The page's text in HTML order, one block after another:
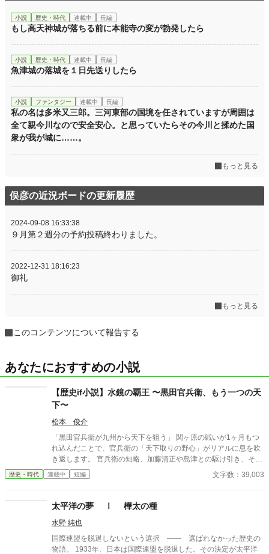
小説 歴史・時代 連載中 長編
もし高天神城が落ちる前に本能寺の変が勃発したら
小説 歴史・時代 連載中 長編
魚津城の落城を１日先送りしたら
小説 ファンタジー 連載中 長編
私の名は多米又三郎。三河東部の国境を任されていますが周囲は
全て親今川なので安全安心。と思っていたらその今川と揉めた国
衆が我が城に……。
もっと見る
俣彦の近況ボードの更新履歴
2024-09-08 16:33:38
９月第２週分の予約投稿終わりました。
2022-12-31 18:16:23
御礼
もっと見る
このコンテンツについて報告する
あなたにおすすめの小説
【歴史if小説】水鏡の覇王 〜黒田官兵衛、もう一つの天
下〜
松本 俊介
「黒田官兵衛が九州から天下を狙う」 関ヶ原の戦いが1ヶ月もつ
れ込んだことで、官兵衛の「天下取りの野心」がリアルに息を吹
き返します。 官兵衛の知略、加藤清正や島津との駆け引き、そし
て豊臣秀頼を擁した「九州王国」の建国から徳川家康との決戦な
どを歴史if小説としました。続きも掲載予定です。
歴史・時代 連載中 短編 文字数：39,003
太平洋の夢 Ⅰ 樺太の種
水野 純也
国際連盟を脱退しないという選択 —— 選ばれなかった歴史の
物語。 1933年、日本は国際連盟を脱退した。その決定が太平洋